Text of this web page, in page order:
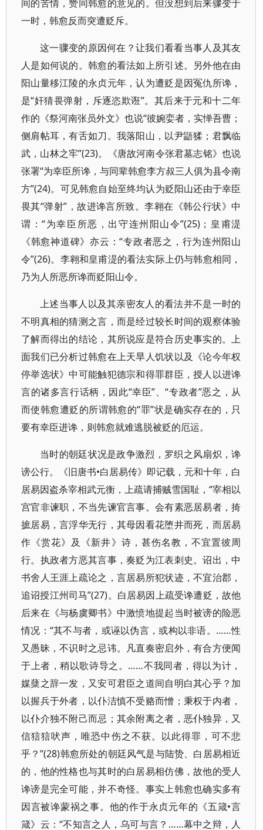
间的苦情，赞同韩愈的意见的。但没想到后来骤变于
一时，韩愈反而突遭贬斥。
这一骤变的原因何在？让我们看看当事人及其友
人是如何说的。韩愈的看法如上所引述。另外他在由
阳山量移江陵的永贞元年，认为遭贬是因冤仇所谗，
是“奸猜畏弹射，斥逐恣欺诳”。其后来于元和十二年
作的《祭河南张员外文》也说“彼婉娈者，实惮吾曹；
侧肩帖耳，有舌如刀。我落阳山，以尹鼯猱；君飘临
武，山林之牢”(23)。《唐故河南令张君墓志铭》也说
张署“为幸臣所谗，与同辈韩愈李方叔三人俱为县令南
方”(24)。可见韩愈自始至终均认为贬阳山还由于幸臣
畏其“弹射”，故进谗言所致。李翱在《韩公行状》中
谓：“为幸臣所恶，出守连州阳山令”(25)；皇甫湜
《韩愈神道碑》亦云：“专政者恶之，行为连州阳山
令”(26)。李翱和皇甫湜的看法实际上仍与韩愈相同，
乃为人所恶所谗而贬阳山令。
上述当事人以及其亲密友人的看法并不是一时的
不明真相的猜测之言，而是经过较长时间的观察体验
了解而得出的结论，其所说应是符合历史事实的。上
面我们已分析过韩愈在上天旱人饥状以及《论今年权
停举选状》中可能触犯德宗和得罪群臣，授人以进谗
言的诸多言行话柄，因此“幸臣”、“专政者”恶之，从
而使韩愈遭贬的所谓韩愈的“罪”状是确实存在的，只
要有幸臣进谗，则韩愈就难逃脱被贬的厄运。
当时的朝廷状况是政争激烈，罗织之风扇炽，谗
谤公行。《旧唐书•白居易传》即记载，元和十年，白
居易因盗杀宰相武元衡，上疏请捕贼雪国耻，“宰相以
宫官非谏职，不当先谏官言事。会有素恶居易者，掎
摭居易，言浮华无行，其母因看花堕井而死，而居易
作《赏花》及《新井》诗，甚伤名教，不宜置彼周
行。执政者方恶其言事，奏贬为江表刺史。诏出，中
书舍人王涯上疏论之，言居易所犯状迹，不宜治郡，
追诏授江州司马”(27)。白居易因上疏受谗遭贬，故他
后来在《与杨虞卿书》中激愤地提起当时被谤的险恶
情况：“其不与者，或诬以伪言，或构以非语。……性
又愚昧，不识时之忌讳。凡直奏密启外，有合方便闻
于上者，稍以歌诗导之。……不我同者，得以为计，
媒蘖之辞一发，又安可君臣之道间自明白其心乎？加
以握兵于外者，以仆洁慎不受赂而憎；秉权于内者，
以仆介独不附己而忌；其余附离之者，恶仆独异，又
信狺狺吠声，唯恐中伤之不获。以此得罪，可不悲
乎？”(28)韩愈所处的朝廷风气是与陆贽、白居易相近
的，他的性格也与其时的白居易相仿佛，故他的受人
谗谤是完全可能，并不奇怪。事实上韩愈也确实多有
因言被谗蒙祸之事。他的作于永贞元年的《五箴•言
箴》云：“不知言之人，乌可与言？……幕中之辩，人